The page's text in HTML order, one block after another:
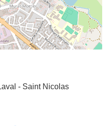
- Saint Nicolas